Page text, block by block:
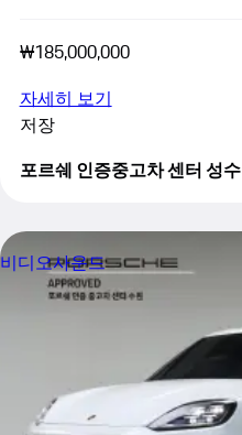
₩185,000,000
자세히 보기
저장
포르쉐 인증중고차 센터 성수
비디오사운드